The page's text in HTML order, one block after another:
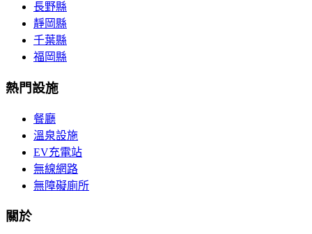
長野縣
靜岡縣
千葉縣
福岡縣
熱門設施
餐廳
溫泉設施
EV充電站
無線網路
無障礙廁所
關於